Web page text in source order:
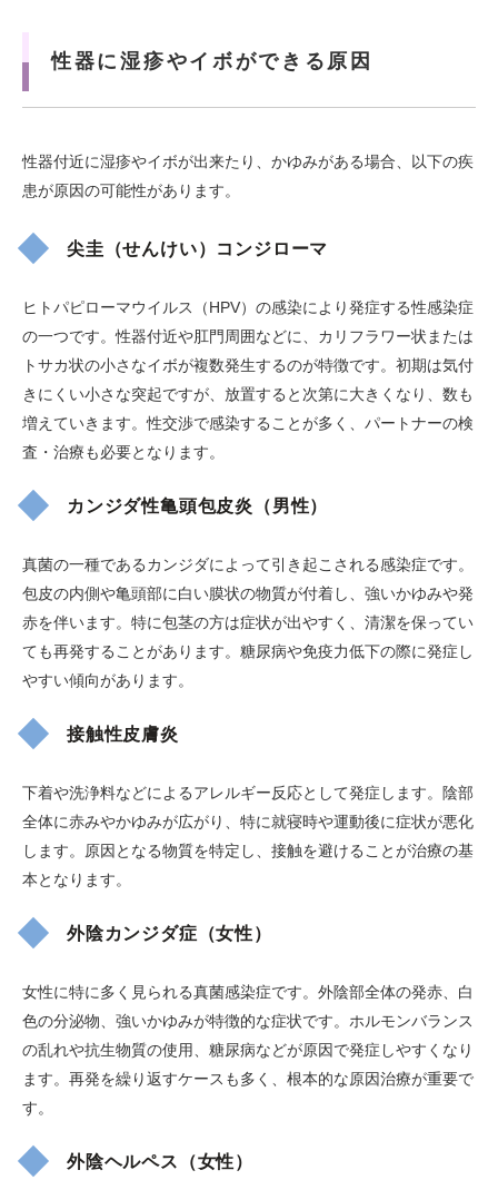
性器に湿疹やイボができる原因
性器付近に湿疹やイボが出来たり、かゆみがある場合、以下の疾
患が原因の可能性があります。
尖圭（せんけい）コンジローマ
ヒトパピローマウイルス（HPV）の感染により発症する性感染症
の一つです。性器付近や肛門周囲などに、カリフラワー状または
トサカ状の小さなイボが複数発生するのが特徴です。初期は気付
きにくい小さな突起ですが、放置すると次第に大きくなり、数も
増えていきます。性交渉で感染することが多く、パートナーの検
査・治療も必要となります。
カンジダ性亀頭包皮炎（男性）
真菌の一種であるカンジダによって引き起こされる感染症です。
包皮の内側や亀頭部に白い膜状の物質が付着し、強いかゆみや発
赤を伴います。特に包茎の方は症状が出やすく、清潔を保ってい
ても再発することがあります。糖尿病や免疫力低下の際に発症し
やすい傾向があります。
接触性皮膚炎
下着や洗浄料などによるアレルギー反応として発症します。陰部
全体に赤みやかゆみが広がり、特に就寝時や運動後に症状が悪化
します。原因となる物質を特定し、接触を避けることが治療の基
本となります。
外陰カンジダ症（女性）
女性に特に多く見られる真菌感染症です。外陰部全体の発赤、白
色の分泌物、強いかゆみが特徴的な症状です。ホルモンバランス
の乱れや抗生物質の使用、糖尿病などが原因で発症しやすくなり
ます。再発を繰り返すケースも多く、根本的な原因治療が重要で
す。
外陰ヘルペス（女性）